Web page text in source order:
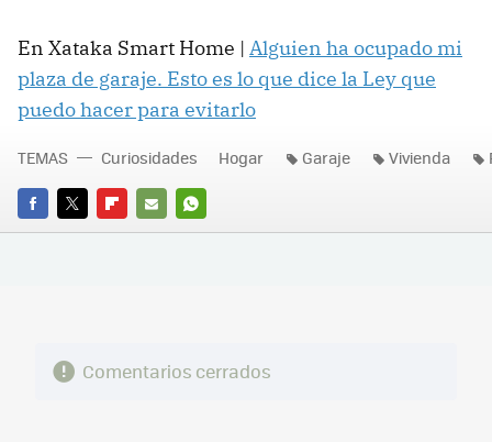
En Xataka Smart Home | Alguien ha ocupado mi
plaza de garaje. Esto es lo que dice la Ley que
puedo hacer para evitarlo
FACEBOOK
TWITTERFLIPBOARD
E-
WHATSAPP
TEMAS Curiosidades Hogar Garaje Vivienda
Comentarios cerrados